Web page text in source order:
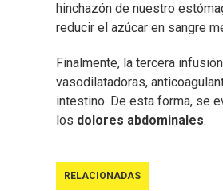
hinchazón de nuestro
reducir el azúcar en sangre
Finalmente, la tercera
vasodilatadoras,
intestino. De esta forma, se
los dolores abdominales.
RELACIONADAS